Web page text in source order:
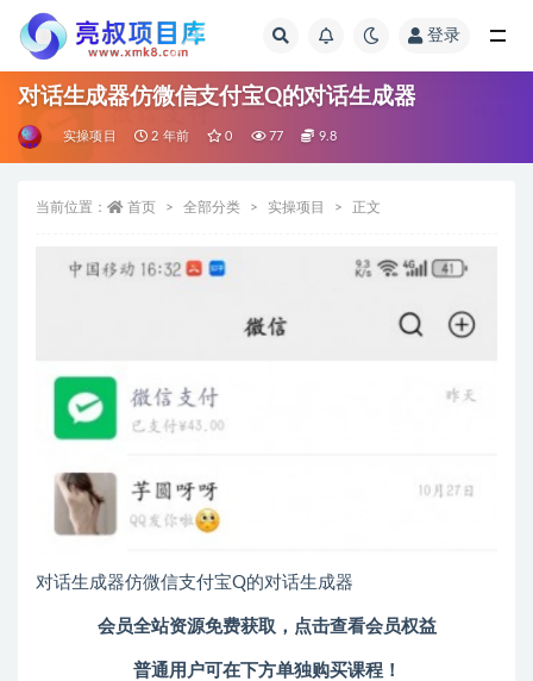
登录
对话生成器仿微信支付宝Q的对话生成器
实操项目 2 年前 0 77 9.8
当前位置： 首页 全部分类 实操项目 正文
对话生成器仿微信支付宝Q的对话生成器
会员全站资源免费获取，点击查看会员权益
普通用户可在下方单独购买课程！